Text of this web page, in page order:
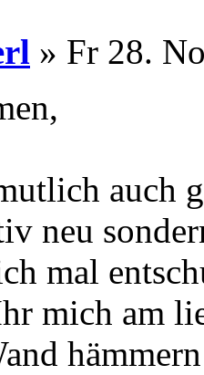
» Fr 28.
auch
neu
mal
mich am